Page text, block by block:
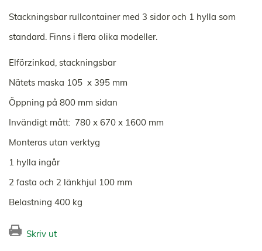
Stackningsbar rullcontainer med 3 sidor och 1 hylla som
standard. Finns i flera olika modeller.
Elförzinkad, stackningsbar
Nätets maska 105 x 395 mm
Öppning på 800 mm sidan
Invändigt mått: 780 x 670 x 1600 mm
Monteras utan verktyg
1 hylla ingår
2 fasta och 2 länkhjul 100 mm
Belastning 400 kg
Skriv ut